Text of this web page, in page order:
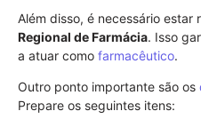
Além disso, é necessário estar
Regional de Farmácia. Isso
a atuar como farmacêutico.
Outro ponto importante são os
Prepare os seguintes itens: